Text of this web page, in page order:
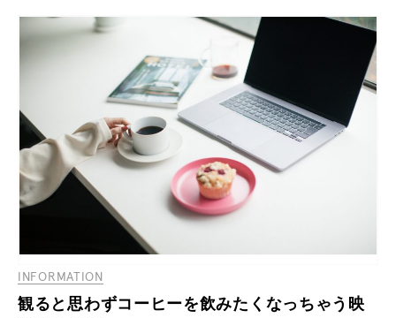
INFORMATION
観ると思わずコーヒーを飲みたくなっちゃう映